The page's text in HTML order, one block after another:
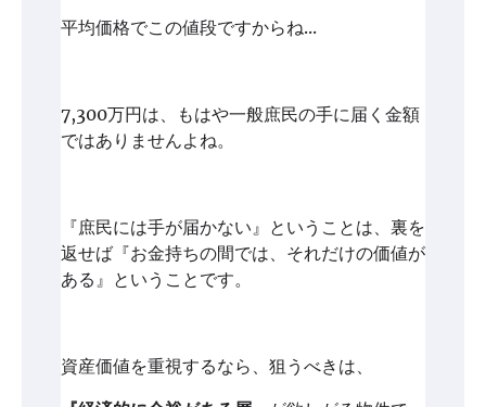
平均価格でこの値段ですからね...
7,300万円は、もはや一般庶民の手に届く金額
ではありませんよね。
『庶民には手が届かない』ということは、裏を
返せば『お金持ちの間では、それだけの価値が
ある』ということです。
資産価値を重視するなら、狙うべきは、